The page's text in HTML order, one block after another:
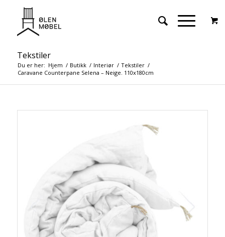
Tekstiler
Du er her: Hjem / Butikk / Interiør / Tekstiler /
Caravane Counterpane Selena – Neige. 110x180cm